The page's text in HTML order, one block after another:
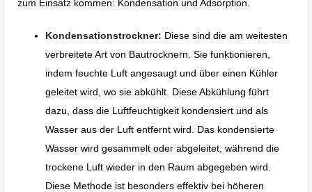
zum Einsatz kommen: Kondensation und Adsorption.
Kondensationstrockner: Diese sind die am weitesten
verbreitete Art von Bautrocknern. Sie funktionieren,
indem feuchte Luft angesaugt und über einen Kühler
geleitet wird, wo sie abkühlt. Diese Abkühlung führt
dazu, dass die Luftfeuchtigkeit kondensiert und als
Wasser aus der Luft entfernt wird. Das kondensierte
Wasser wird gesammelt oder abgeleitet, während die
trockene Luft wieder in den Raum abgegeben wird.
Diese Methode ist besonders effektiv bei höheren